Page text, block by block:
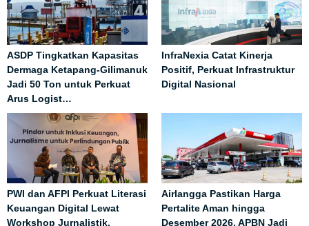
ASDP Tingkatkan Kapasitas
Dermaga Ketapang-Gilimanuk
Jadi 50 Ton untuk Perkuat
Arus Logist…
InfraNexia Catat Kinerja
Positif, Perkuat Infrastruktur
Digital Nasional
PWI dan AFPI Perkuat Literasi
Keuangan Digital Lewat
Workshop Jurnalistik,
Airlangga Pastikan Harga
Pertalite Aman hingga
Desember 2026, APBN Jadi